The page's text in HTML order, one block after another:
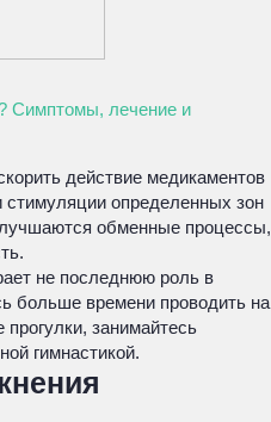
Симптомы, лечение и
действие медикаментов
определенных зон
обменные процессы,
не последнюю роль в
больше времени проводить на
занимайтесь
гимнастикой.